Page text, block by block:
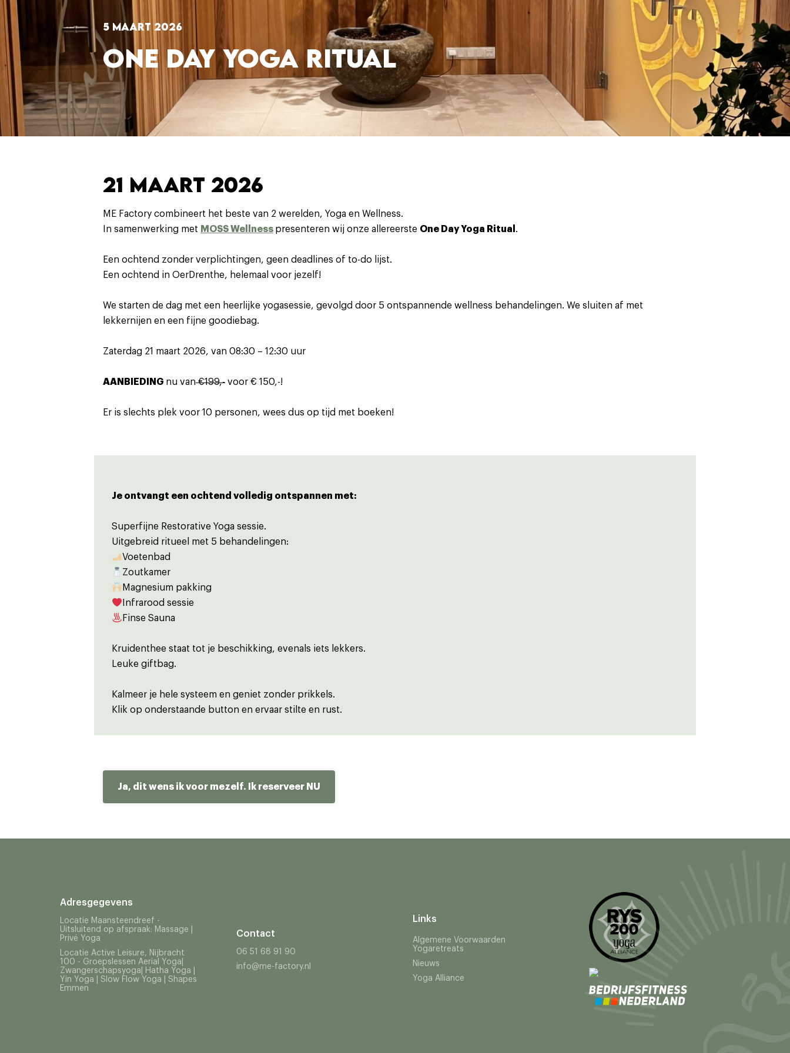
5 maart 2026
ONE DAY YOGA RITUAL
21 MAART 2026
ME Factory combineert het beste van 2 werelden, Yoga en Wellness.
In samenwerking met MOSS Wellness presenteren wij onze allereerste One Day Yoga Ritual .
Een ochtend zonder verplichtingen, geen deadlines of to-do lijst.
Een ochtend in OerDrenthe, helemaal voor jezelf!
We starten de dag met een heerlijke yogasessie, gevolgd door 5 ontspannende wellness behandelingen. We sluiten af met
lekkernijen en een fijne goodiebag.
Zaterdag 21 maart 2026, van 08:30 – 12:30 uur
AANBIEDING nu van€199,- voor € 150,-!
Er is slechts plek voor 10 personen, wees dus op tijd met boeken!
Je ontvangt een ochtend volledig ontspannen met:
Superfijne Restorative Yoga sessie.
Uitgebreid ritueel met 5 behandelingen:
Voetenbad
Zoutkamer
Magnesium pakking
Infrarood sessie
Finse Sauna
Kruidenthee staat tot je beschikking, evenals iets lekkers.
Leuke giftbag.
Kalmeer je hele systeem en geniet zonder prikkels.
Klik op onderstaande button en ervaar stilte en rust.
Ja, dit wens ik voor mezelf. Ik reserveer NU
Adresgegevens
Locatie Maansteendreef -
Uitsluitend op afspraak: Massage |
Privé Yoga
Locatie Active Leisure, Nijbracht
100 - Groepslessen Aerial Yoga|
Zwangerschapsyoga| Hatha Yoga |
Yin Yoga | Slow Flow Yoga | Shapes
Emmen
Contact
06 51 68 91 90
info@me-factory.nl
Links
Algemene Voorwaarden
Yogaretreats
Nieuws
Yoga Alliance